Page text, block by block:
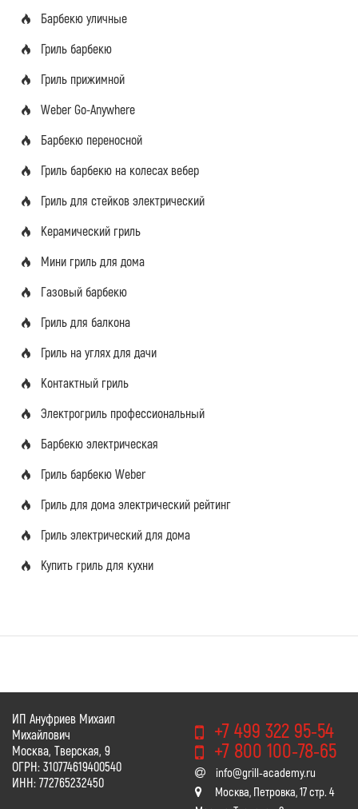
Барбекю уличные
Гриль барбекю
Гриль прижимной
Weber Go-Anywhere
Барбекю переносной
Гриль барбекю на колесах вебер
Гриль для стейков электрический
Керамический гриль
Мини гриль для дома
Газовый барбекю
Гриль для балкона
Гриль на углях для дачи
Контактный гриль
Электрогриль профессиональный
Барбекю электрическая
Гриль барбекю Weber
Гриль для дома электрический рейтинг
Гриль электрический для дома
Купить гриль для кухни
ИП Ануфриев Михаил
Михайлович
Москва, Тверская, 9
ОГРН: 310774619400540
ИНН: 772765232450
+7 499 322 95-54
+7 800 100-78-65
info@grill-academy.ru
Москва, Петровка, 17 стр. 4